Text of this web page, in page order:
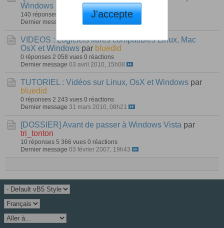
Windows XP ?
partri_tonton
140 réponses 12 536 vues 0 réactions
Dernier message
25 octobre 2010, 12h35
VIDEOS : Logiciels libres compatibles Linux, Mac
OsX et Windows par bluedid
0 réponses 2 058 vues 0 réactions
Dernier message 03 avril 2010, 15h08
TUTORIEL : Vidéos sur Linux, OsX et Windows par
bluedid
0 réponses 2 243 vues 0 réactions
Dernier message 31 mars 2010, 08h21
[DOSSIER] Avant de passer à Windows Vista par
tri_tonton
10 réponses 5 366 vues 0 réactions
Dernier message 03 février 2007, 19h43
J'accepte